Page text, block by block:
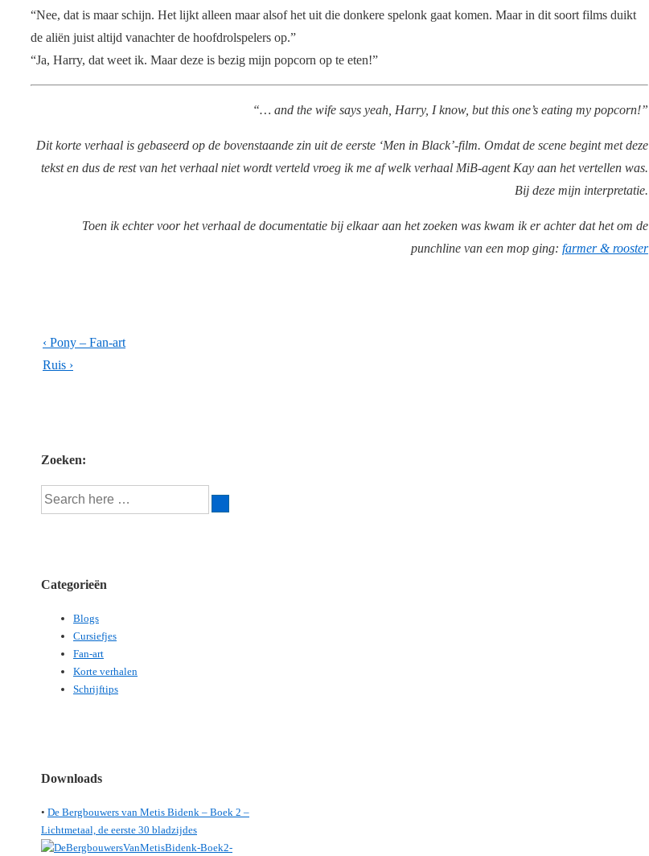
“Nee, dat is maar schijn. Het lijkt alleen maar alsof het uit die donkere spelonk gaat komen. Maar in dit soort films duikt
de aliën juist altijd vanachter de hoofdrolspelers op.”
“Ja, Harry, dat weet ik. Maar deze is bezig mijn popcorn op te eten!”
“… and the wife says yeah, Harry, I know, but this one’s eating my popcorn!”
Dit korte verhaal is gebaseerd op de bovenstaande zin uit de eerste ‘Men in Black’-film. Omdat de scene begint met deze
tekst en dus de rest van het verhaal niet wordt verteld vroeg ik me af welk verhaal MiB-agent Kay aan het vertellen was.
Bij deze mijn interpretatie.
Toen ik echter voor het verhaal de documentatie bij elkaar aan het zoeken was kwam ik er achter dat het om de
punchline van een mop ging: farmer & rooster
Post
navigation
Previous
Post
‹ Pony – Fan-art
Next
Ruis ›
Zoeken:
Search
for:
Categorieën
Blogs
Cursiefjes
Fan-art
Korte verhalen
Schrijftips
Downloads
• De Bergbouwers van Metis Bidenk – Boek 2 –
Lichtmetaal, de eerste 30 bladzijdes